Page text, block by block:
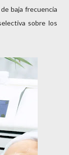
baja frecuencia
sobre los